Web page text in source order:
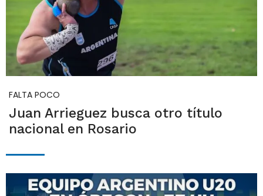
FALTA POCO
Juan Arrieguez busca otro título
nacional en Rosario